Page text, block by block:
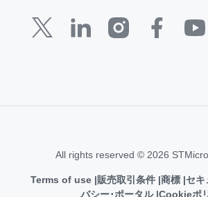
All rights reserved © 2026
Terms of use 販売取引条件 商標 セキ
バシー･ポータル Cookieポ